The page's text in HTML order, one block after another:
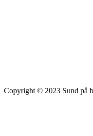
Copyright © 2023 Sund på